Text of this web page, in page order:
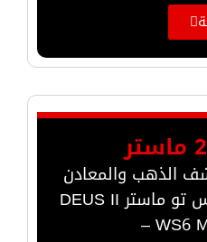
الذهب والمعادن
والكنوز الدفينة ديوس تو ماستر DEUS II
WS6